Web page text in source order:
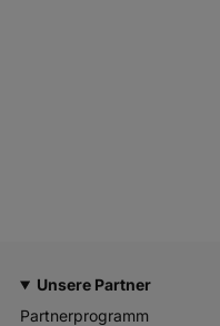
Unsere Partner
Partnerprogramm